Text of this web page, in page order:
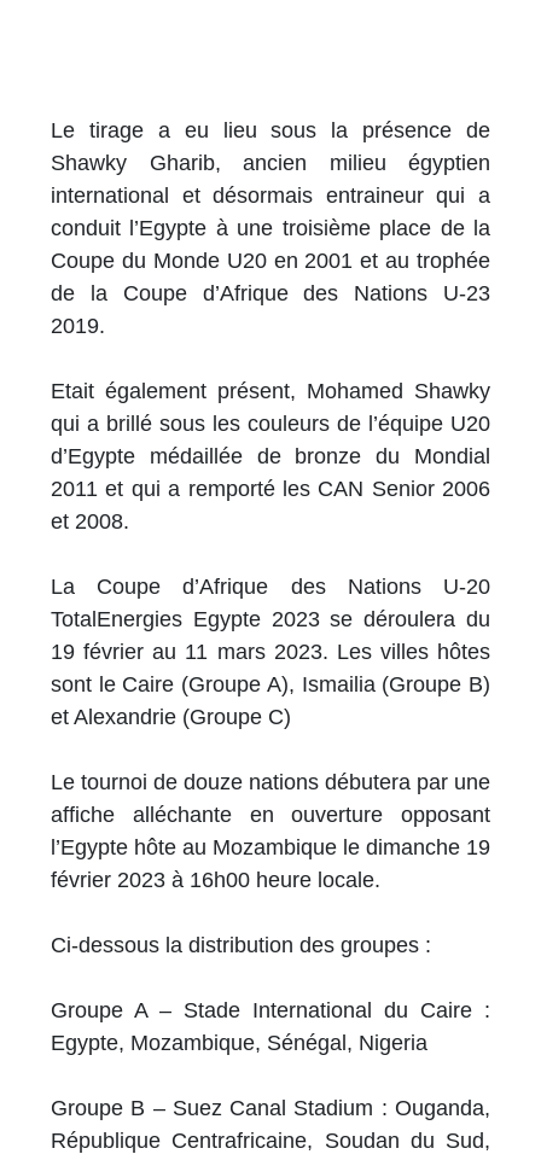
Le tirage a eu lieu sous la présence de
Shawky Gharib, ancien milieu égyptien
international et désormais entraineur qui a
conduit l’Egypte à une troisième place de la
Coupe du Monde U20 en 2001 et au trophée
de la Coupe d’Afrique des Nations U-23
2019.
Etait également présent, Mohamed Shawky
qui a brillé sous les couleurs de l’équipe U20
d’Egypte médaillée de bronze du Mondial
2011 et qui a remporté les CAN Senior 2006
et 2008.
La Coupe d’Afrique des Nations U-20
TotalEnergies Egypte 2023 se déroulera du
19 février au 11 mars 2023. Les villes hôtes
sont le Caire (Groupe A), Ismailia (Groupe B)
et Alexandrie (Groupe C)
Le tournoi de douze nations débutera par une
affiche alléchante en ouverture opposant
l’Egypte hôte au Mozambique le dimanche 19
février 2023 à 16h00 heure locale.
Ci-dessous la distribution des groupes :
Groupe A – Stade International du Caire :
Egypte, Mozambique, Sénégal, Nigeria
Groupe B – Suez Canal Stadium : Ouganda,
République Centrafricaine, Soudan du Sud,